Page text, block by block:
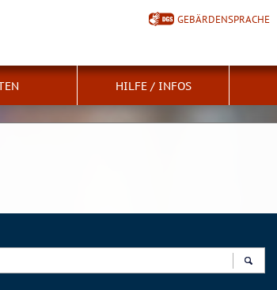
GEBÄRDENSPRACHE
HILFE / INFOS